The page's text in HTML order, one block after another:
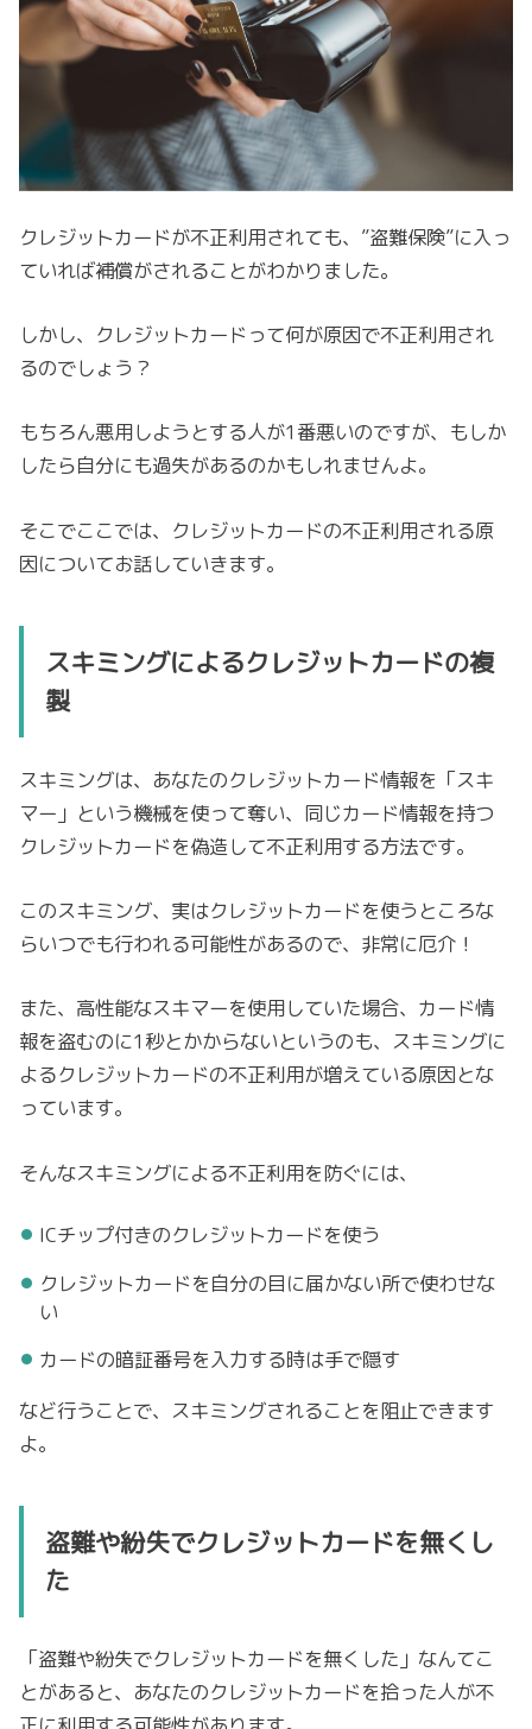
クレジットカードが不正利用されても、”盗難保険”に入っ
ていれば補償がされることがわかりました。
しかし、クレジットカードって何が原因で不正利用され
るのでしょう？
もちろん悪用しようとする人が1番悪いのですが、もしか
したら自分にも過失があるのかもしれませんよ。
そこでここでは、クレジットカードの不正利用される原
因についてお話していきます。
スキミングによるクレジットカードの複
製
スキミングは、あなたのクレジットカード情報を「スキ
マー」という機械を使って奪い、同じカード情報を持つ
クレジットカードを偽造して不正利用する方法です。
このスキミング、実はクレジットカードを使うところな
らいつでも行われる可能性があるので、非常に厄介！
また、高性能なスキマーを使用していた場合、カード情
報を盗むのに1秒とかからないというのも、スキミングに
よるクレジットカードの不正利用が増えている原因とな
っています。
そんなスキミングによる不正利用を防ぐには、
ICチップ付きのクレジットカードを使う
クレジットカードを自分の目に届かない所で使わせな
い
カードの暗証番号を入力する時は手で隠す
など行うことで、スキミングされることを阻止できます
よ。
盗難や紛失でクレジットカードを無くし
た
「盗難や紛失でクレジットカードを無くした」なんてこ
とがあると、あなたのクレジットカードを拾った人が不